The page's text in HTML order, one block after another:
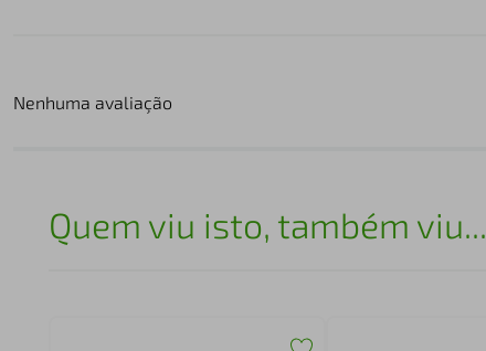
Nenhuma avaliação
Quem viu isto, também viu...